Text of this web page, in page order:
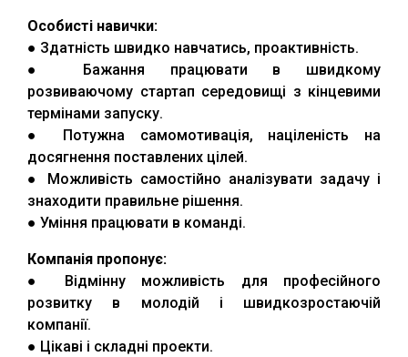
Особисті навички:
● Здатність швидко навчатись, проактивність.
● Бажання працювати в швидкому
розвиваючому стартап середовищі з кінцевими
термінами запуску.
● Потужна самомотивація, націленість на
досягнення поставлених цілей.
● Можливість самостійно аналізувати задачу і
знаходити правильне рішення.
● Уміння працювати в команді.
Компанія пропонує:
● Відмінну можливість для професійного
розвитку в молодій і швидкозростаючій
компанії.
● Цікаві і складні проекти.